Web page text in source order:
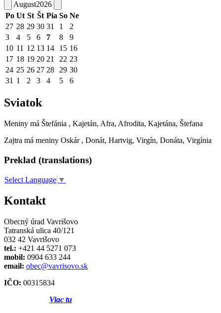
August2026
Po Ut St Št Pia So Ne
27 28 29 30 31 1
2
3
4 5 6 7 8
9
10 11 12 13 14 15 16
17 18 19 20 21 22 23
24 25 26 27 28 29 30
31 1 2 3 4 5 6
Sviatok
Meniny má Štefánia , Kajetán, Afra, Afrodita, Kajetána, Štefana
Zajtra má meniny Oskár , Donát, Hartvig, Virgín, Donáta, Virgínia
Preklad (translations)
Select Language ▼
Kontakt
Obecný úrad Vavrišovo
Tatranská ulica 40/121
032 42 Vavrišovo
tel.: +421 44 5271 073
mobil: 0904 633 244
email: obec@vavrisovo.sk
IČO: 00315834
Viac tu